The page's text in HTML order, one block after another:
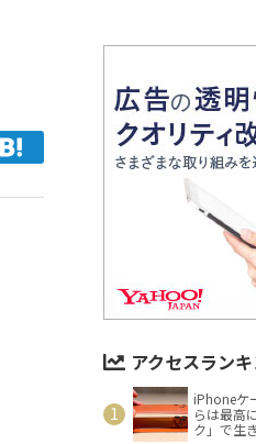
アクセスラン
iPhoneケ
らは最高
ク」で生